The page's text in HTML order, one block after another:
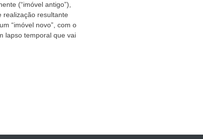
(“imóvel antigo”),
realização resultante
“imóvel novo”, com o
lapso temporal que vai